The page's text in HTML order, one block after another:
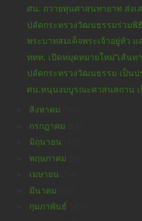
ศน. ถวายทุนศาสนทายาท ส่งเ
ปลัดกระทรวงวัฒนธรรมร่วมพิ
พระบาทสมเด็จพระเจ้าอยู่หัว แ
ททท. เปิดหมุดหมายใหม่“เส้นท
ปลัดกระทรวงวัฒนธรรม เป็น
ศน.หนุนงบบูรณะศาสนสถาน
สิงหาคม
กรกฎาคม
มิถุนายน
พฤษภาคม
เมษายน
มีนาคม
กุมภาพันธ์